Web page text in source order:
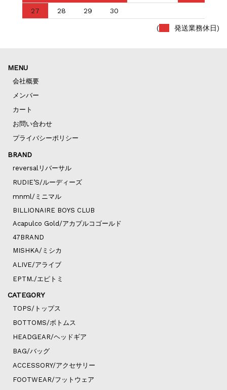
27
28 29 30
( 発送業務休日)
MENU
会社概要
メンバー
カート
お問い合わせ
プライバシーポリシー
BRAND
reversalリバーサル
RUDIE’S/ルーディーズ
mnml/ミニマル
BILLIONAIRE BOYS CLUB
Acapulco Gold/アカプルコゴールド
47BRAND
MISHKA/ミシカ
ALIVE/アライブ
EPTM./エピトミ
CATEGORY
TOPS/トップス
BOTTOMS/ボトムス
HEADGEAR/ヘッドギア
BAG/バッグ
ACCESSORY/アクセサリー
FOOTWEAR/フットウェア